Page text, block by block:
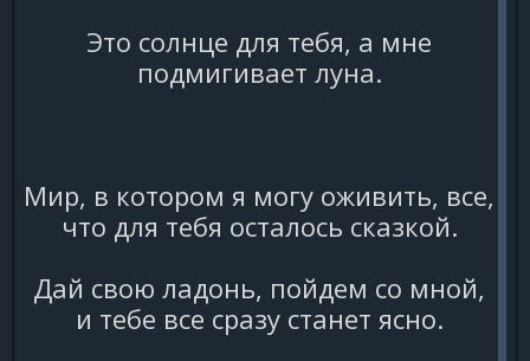
Это солнце для тебя, а мне
подмигивает луна.
Мир, в котором я могу оживить, все,
что для тебя осталось сказкой.
Дай свою ладонь, пойдем со мной,
и тебе все сразу станет ясно.